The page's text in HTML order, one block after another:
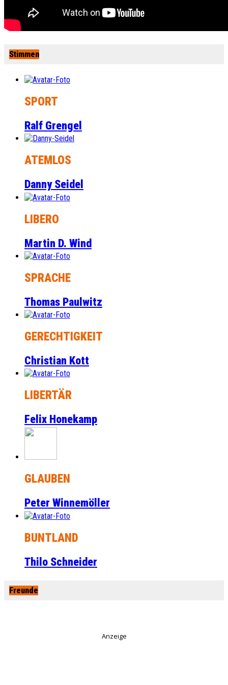
Stimmen
SPORT
Ralf Grengel
ATEMLOS
Danny Seidel
LIBERO
Martin D. Wind
SPRACHE
Thomas Paulwitz
GERECHTIGKEIT
Christian Kott
LIBERTÄR
Felix Honekamp
GLAUBEN
Peter Winnemöller
BUNTLAND
Thilo Schneider
Freunde
Anzeige